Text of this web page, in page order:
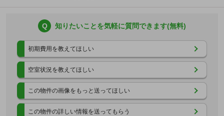
Q 知りたいことを気軽に質問できます(無料)
初期費用を教えてほしい
空室状況を教えてほしい
この物件の画像をもっと送ってほしい
この物件の詳しい情報を送ってもらう